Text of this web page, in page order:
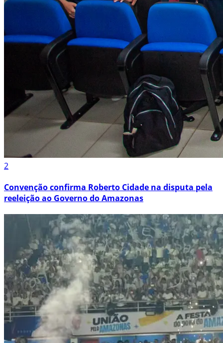
2
Convenção confirma Roberto Cidade na disputa pela
reeleição ao Governo do Amazonas